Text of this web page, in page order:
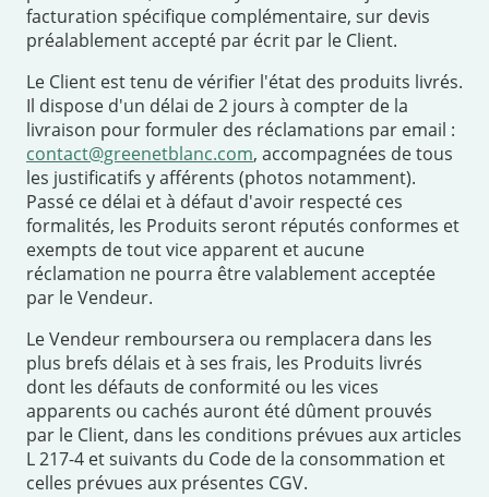
facturation spécifique complémentaire, sur devis
préalablement accepté par écrit par le Client.
Le Client est tenu de vérifier l'état des produits livrés.
Il dispose d'un délai de 2 jours à compter de la
livraison pour formuler des réclamations par email :
contact@greenetblanc.com, accompagnées de tous
les justificatifs y afférents (photos notamment).
Passé ce délai et à défaut d'avoir respecté ces
formalités, les Produits seront réputés conformes et
exempts de tout vice apparent et aucune
réclamation ne pourra être valablement acceptée
par le Vendeur.
Le Vendeur remboursera ou remplacera dans les
plus brefs délais et à ses frais, les Produits livrés
dont les défauts de conformité ou les vices
apparents ou cachés auront été dûment prouvés
par le Client, dans les conditions prévues aux articles
L 217-4 et suivants du Code de la consommation et
celles prévues aux présentes CGV.